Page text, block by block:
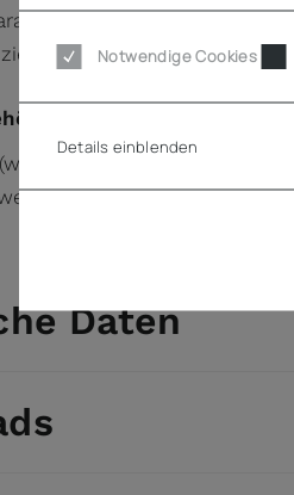
Daten
Notwendige Cookies
Details einblenden